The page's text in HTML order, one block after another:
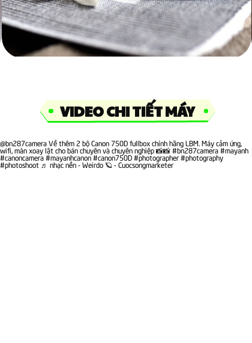
@bn287cameraVề thêm 2 bộ Canon 750D fullbox chính hãng LBM. Máy cảm ứng,
wifi, màn xoay lật cho bán chuyên và chuyên nghiệp 📸📸#bn287camera#mayanh
#canoncamera#mayanhcanon#canon750D#photographer#photography
#photoshoot ♬ nhạc nền - Weirdo 🪐 - Cuocsongmarketer
VIDEO CHI TIẾT MÁY